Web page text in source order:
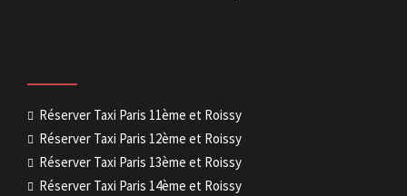
Réserver Taxi Paris 11ème et Roissy
Réserver Taxi Paris 12ème et Roissy
Réserver Taxi Paris 13ème et Roissy
Réserver Taxi Paris 14ème et Roissy